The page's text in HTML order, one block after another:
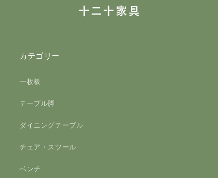
カテゴリー
一枚板
テーブル脚
ダイニングテーブル
チェア・スツール
ベンチ